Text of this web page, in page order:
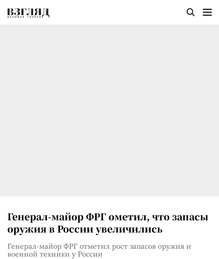
Генерал-майор ФРГ ометил, что запасы
оружия в России увеличились
Генерал-майор ФРГ отметил рост запасов оружия и
военной техники у России